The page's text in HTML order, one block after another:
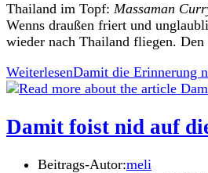
Thailand im Topf: Massaman
Wenns draußen friert und
wieder nach Thailand fliegen.
WeiterlesenDamit die Erinnerung
Damit foist nid auf
Beitrags-Autor:meli